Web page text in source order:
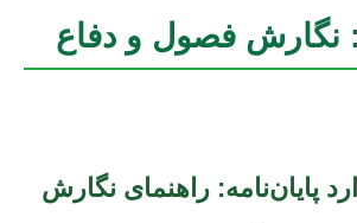
فصول و دفاع
پایان‌نامه: راهنمای نگارش